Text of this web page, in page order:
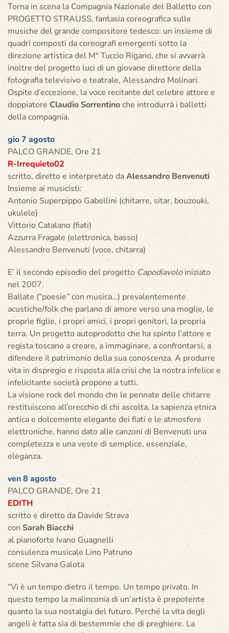
Torna in scena la Compagnia Nazionale del Balletto con
PROGETTO STRAUSS, fantasia coreografica sulle
musiche del grande compositore tedesco: un insieme di
quadri composti da coreografi emergenti sotto la
direzione artistica del M° Tuccio Rigano, che si avvarrà
inoltre del progetto luci di un giovane direttore della
fotografia televisivo e teatrale, Alessandro Molinari.
Ospite d’eccezione, la voce recitante del celebre attore e
doppiatore Claudio Sorrentinoche introdurrà i balletti
della compagnia.
gio 7 agosto
PALCO GRANDE, Ore 21
R-Irrequieto02
scritto, diretto e interpretato daAlessandro Benvenuti
Insieme ai musicisti:
Antonio Superpippo Gabellini (chitarre, sitar, bouzouki,
ukulele)
Vittorio Catalano (fiati)
Azzurra Fragale (elettronica, basso)
Alessandro Benvenuti (voce, chitarra)
E’ il secondo episodio del progetto Capodiavoloiniziato
nel 2007.
Ballate (“poesie” con musica…) prevalentemente
acustiche/folk che parlano di amore verso una moglie, le
proprie figlie, i propri amici, i propri genitori, la propria
terra. Un progetto autoprodotto che ha spinto l’attore e
regista toscano a creare, a immaginare, a confrontarsi, a
difendere il patrimonio della sua conoscenza. A produrre
vita in dispregio e risposta alla crisi che la nostra infelice e
infelicitante società propone a tutti.
La visione rock del mondo che le pennate delle chitarre
restituiscono all’orecchio di chi ascolta, la sapienza etnica
antica e dolcemente elegante dei fiati e le atmosfere
elettroniche, hanno dato alle canzoni di Benvenuti una
completezza e una veste di semplice, essenziale,
eleganza.
ven 8 agosto
PALCO GRANDE, Ore 21
EDITH
scritto e diretto da Davide Strava
con Sarah Biacchi
al pianoforte Ivano Guagnelli
consulenza musicale Lino Patruno
scene Silvana Galota
“Vi è un tempo dietro il tempo. Un tempo privato. In
questo tempo la malinconia di un’artista è prepotente
quanto la sua nostalgia del futuro. Perché la vita degli
angeli è fatta sia di bestemmie che di preghiere. La